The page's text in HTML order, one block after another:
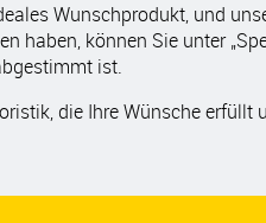
Wunschprodukt, und
haben, können Sie unter
ist.
die Ihre Wünsche erfüllt